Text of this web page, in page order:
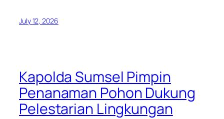
July 12, 2026
Kapolda Sumsel Pimpin
Penanaman Pohon Dukung
Pelestarian Lingkungan